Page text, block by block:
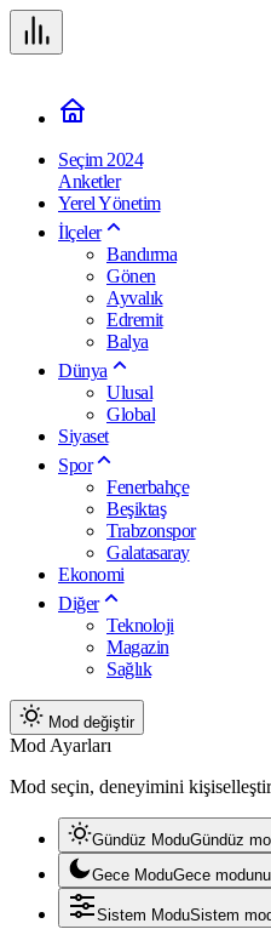
Seçim 2024
Anketler
Yerel Yönetim
İlçeler
Bandırma
Gönen
Ayvalık
Edremit
Balya
Dünya
Ulusal
Global
Siyaset
Spor
Fenerbahçe
Beşiktaş
Trabzonspor
Galatasaray
Ekonomi
Diğer
Teknoloji
Magazin
Sağlık
Mod değiştir
Mod Ayarları
Mod seçin, deneyimini
Gündüz ModuGündüz
Gece ModuGece
Sistem ModuSistem